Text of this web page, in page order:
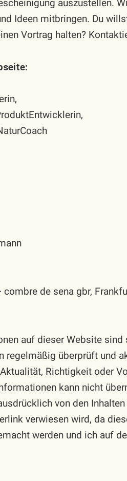
auszustellen.
Ideen mitbringen. Du
Vortrag halten?
de sena gbr,
auf dieser Website
regelmäßig überprüft und
Richtigkeit oder
kann nicht
von den Inhalten
verwiesen wird, da
werden und ich auf